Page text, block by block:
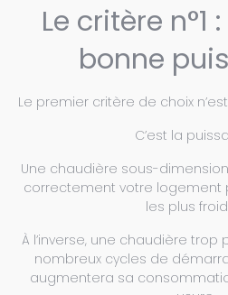
Le critère n°1
bonne
Le premier critère de choix
C’est la
Une chaudière sous-
correctement votre logement
les plus
À l’inverse, une chaudière
nombreux cycles de
augmentera sa